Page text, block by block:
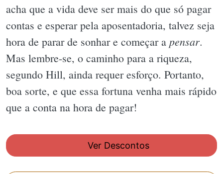
acha que a vida deve ser mais do que só pagar
contas e esperar pela aposentadoria, talvez seja
hora de parar de sonhar e começar a pensar.
Mas lembre-se, o caminho para a riqueza,
segundo Hill, ainda requer esforço. Portanto,
boa sorte, e que essa fortuna venha mais rápido
que a conta na hora de pagar!
Ver Descontos